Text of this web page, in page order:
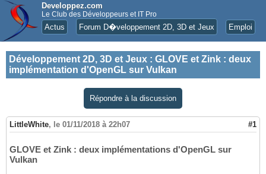
Developpez.com
Le Club des Développeurs et IT Pro
Actus Forum D�veloppement 2D, 3D et Jeux Emploi
Développement 2D, 3D et Jeux : GLOVE et Zink : deux
implémentation d'OpenGL sur Vulkan
Répondre à la discussion
LittleWhite, le 01/11/2018 à 22h07 #1
GLOVE et Zink : deux implémentations d'OpenGL sur
Vulkan